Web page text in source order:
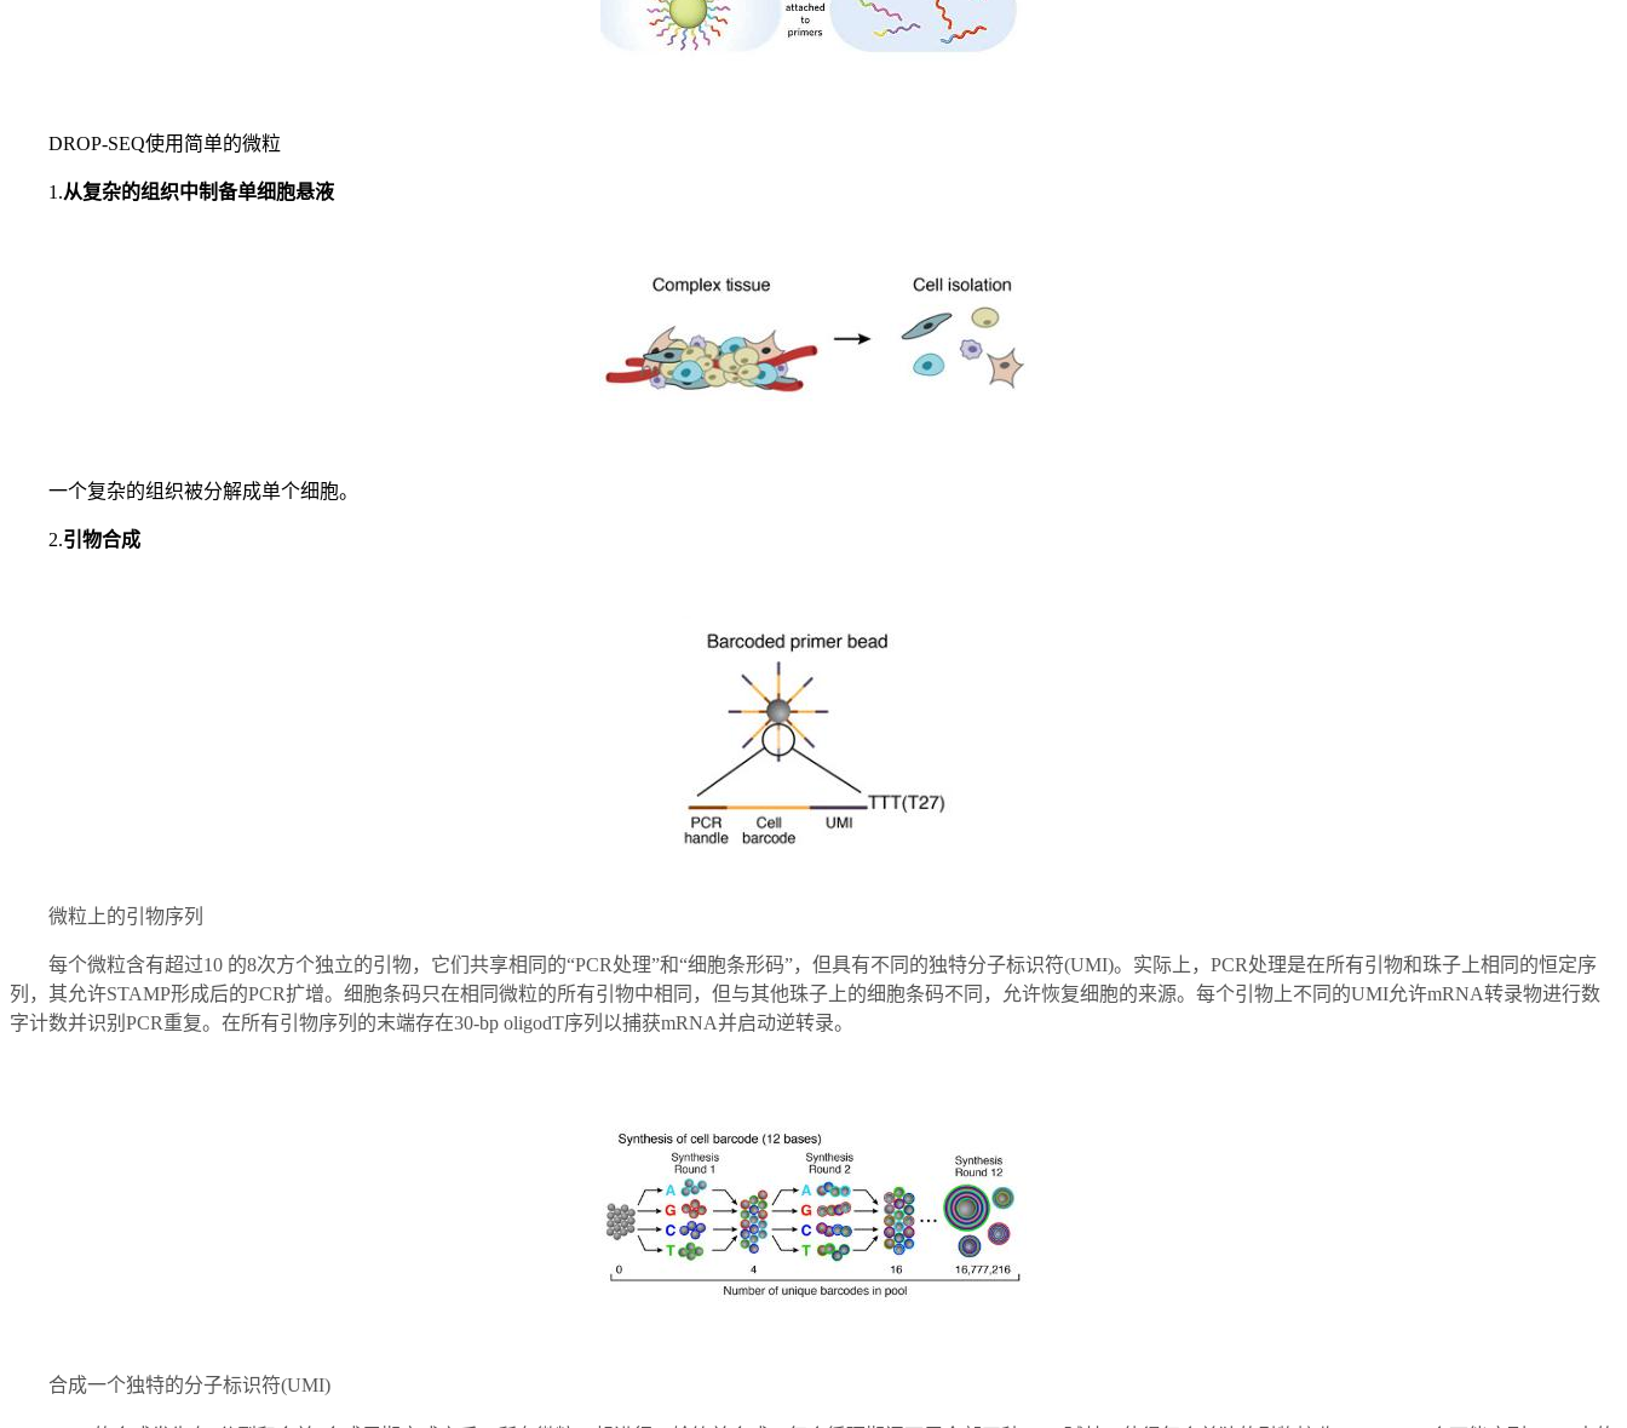
DROP-SEQ使用简单的微粒
1.从复杂的组织中制备单细胞悬液
一个复杂的组织被分解成单个细胞。
2.引物合成
微粒上的引物序列
每个微粒含有超过10 的8次方个独立的引物，它们共享相同的“PCR处理”和“细胞条形码”，但具有不同的独特分子标识符(UMI)。实际上，PCR处理是在所有引物和珠子上相同的恒定序
列，其允许STAMP形成后的PCR扩增。细胞条码只在相同微粒的所有引物中相同，但与其他珠子上的细胞条码不同，允许恢复细胞的来源。每个引物上不同的UMI允许mRNA转录物进行数
字计数并识别PCR重复。在所有引物序列的末端存在30-bp oligodT序列以捕获mRNA并启动逆转录。
合成一个独特的分子标识符(UMI)